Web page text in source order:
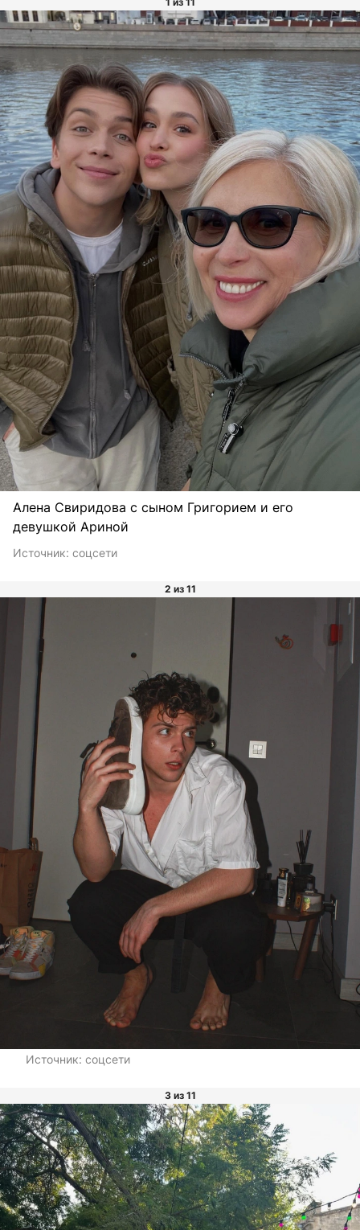
Алена Свиридова с сыном Григорием и его
девушкой Ариной
Источник: соцсети
2 из 11
Источник: соцсети
3 из 11